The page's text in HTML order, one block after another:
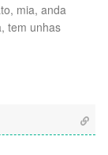
mia, anda
tem unhas